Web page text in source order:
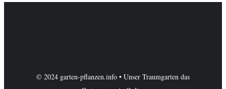
© 2024 garten-pflanzen.info • Unser Traumgarten das